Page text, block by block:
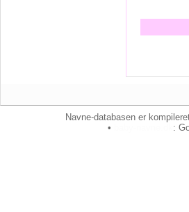
Navne-databasen er
•
: